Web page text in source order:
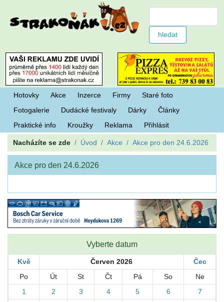
Hotovky Akce Inzerce Firmy
Staré foto
Fotogalerie
Dudácké festivaly Dárky
Články
Praktické info
Kroužky Reklama Přihlásit
Nacházíte se zde Úvod Akce Akce pro den 24.6.2026
Akce pro den 24.6.2026
Vyberte datum
Kvě Červen 2026
Čec
Po
Út St Čt Pá So
Ne
1
2 3 4 5 6
7